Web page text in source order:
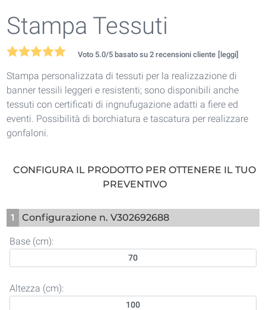
Stampa Tessuti
Voto 5.0/5 basato su 2 recensioni cliente [leggi]
Stampa personalizzata di tessuti per la realizzazione di
banner tessili leggeri e resistenti; sono disponibili anche
tessuti con certificati di ingnufugazione adatti a fiere ed
eventi. Possibilità di borchiatura e tascatura per realizzare
gonfaloni.
CONFIGURA IL PRODOTTO PER OTTENERE IL TUO
PREVENTIVO
1 Configurazione n. V302692688
Base (cm):
Altezza (cm):